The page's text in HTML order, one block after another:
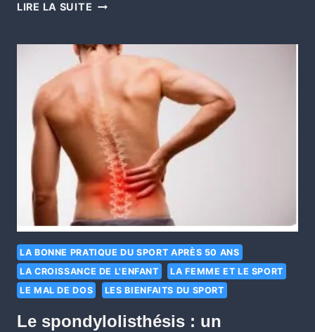
LIRE LA SUITE
LA BONNE PRATIQUE DU SPORT APRÈS 50 ANS
LA CROISSANCE DE L'ENFANT
LA FEMME ET LE SPORT
LE MAL DE DOS
LES BIENFAITS DU SPORT
Le spondylolisthésis : un